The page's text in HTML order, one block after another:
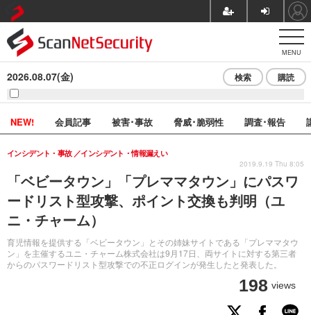
MENU
2026.08.07(金) 検索 購読
NEW! 会員記事 被害･事故 脅威･脆弱性 調査･報告
「ベビータウン」「プレママタウン」にパスワ
ードリスト型攻撃、ポイント交換も判明（ユ
ニ・チャーム）
育児情報を提供する「ベビータウン」とその姉妹サイトである「プレママタウ
ン」を主催するユニ・チャーム株式会社は9月17日、両サイトに対する第三者
からのパスワードリスト型攻撃での不正ログインが発生したと発表した。
インシデント・事故 インシデント・情報漏えい
198 views
2019.9.19 Thu 8:05